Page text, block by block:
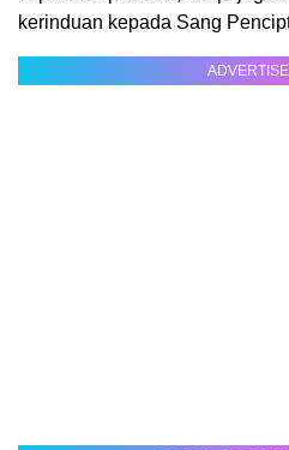
kerinduan kepada Sang